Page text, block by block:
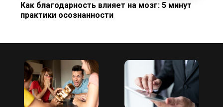
Как благодарность влияет на мозг: 5 минут
практики осознанности